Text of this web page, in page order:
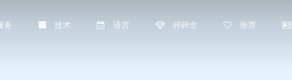
务 技术 语言 碎碎念 推荐